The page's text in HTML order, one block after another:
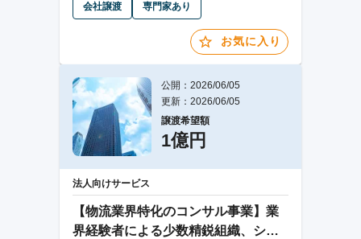
会社譲渡 専門家あり
お気に入り
公開：2026/06/05
更新：2026/06/05
譲渡希望額
1億円
法人向けサービス
【物流業界特化のコンサル事業】業
界経験者による少数精鋭組織、シス